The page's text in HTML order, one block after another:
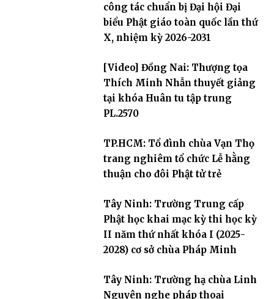
công tác chuẩn bị Đại hội Đại
biểu Phật giáo toàn quốc lần thứ
X, nhiệm kỳ 2026-2031
[Video] Đồng Nai: Thượng tọa
Thích Minh Nhẫn thuyết giảng
tại khóa Huân tu tập trung
PL.2570
TP.HCM: Tổ đình chùa Vạn Thọ
trang nghiêm tổ chức Lễ hằng
thuận cho đôi Phật tử trẻ
Tây Ninh: Trường Trung cấp
Phật học khai mạc kỳ thi học kỳ
II năm thứ nhất khóa I (2025-
2028) cơ sở chùa Pháp Minh
Tây Ninh: Trường hạ chùa Linh
Nguyên nghe pháp thoại